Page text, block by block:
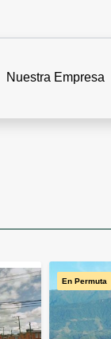
Nuestra Empresa
En Permuta